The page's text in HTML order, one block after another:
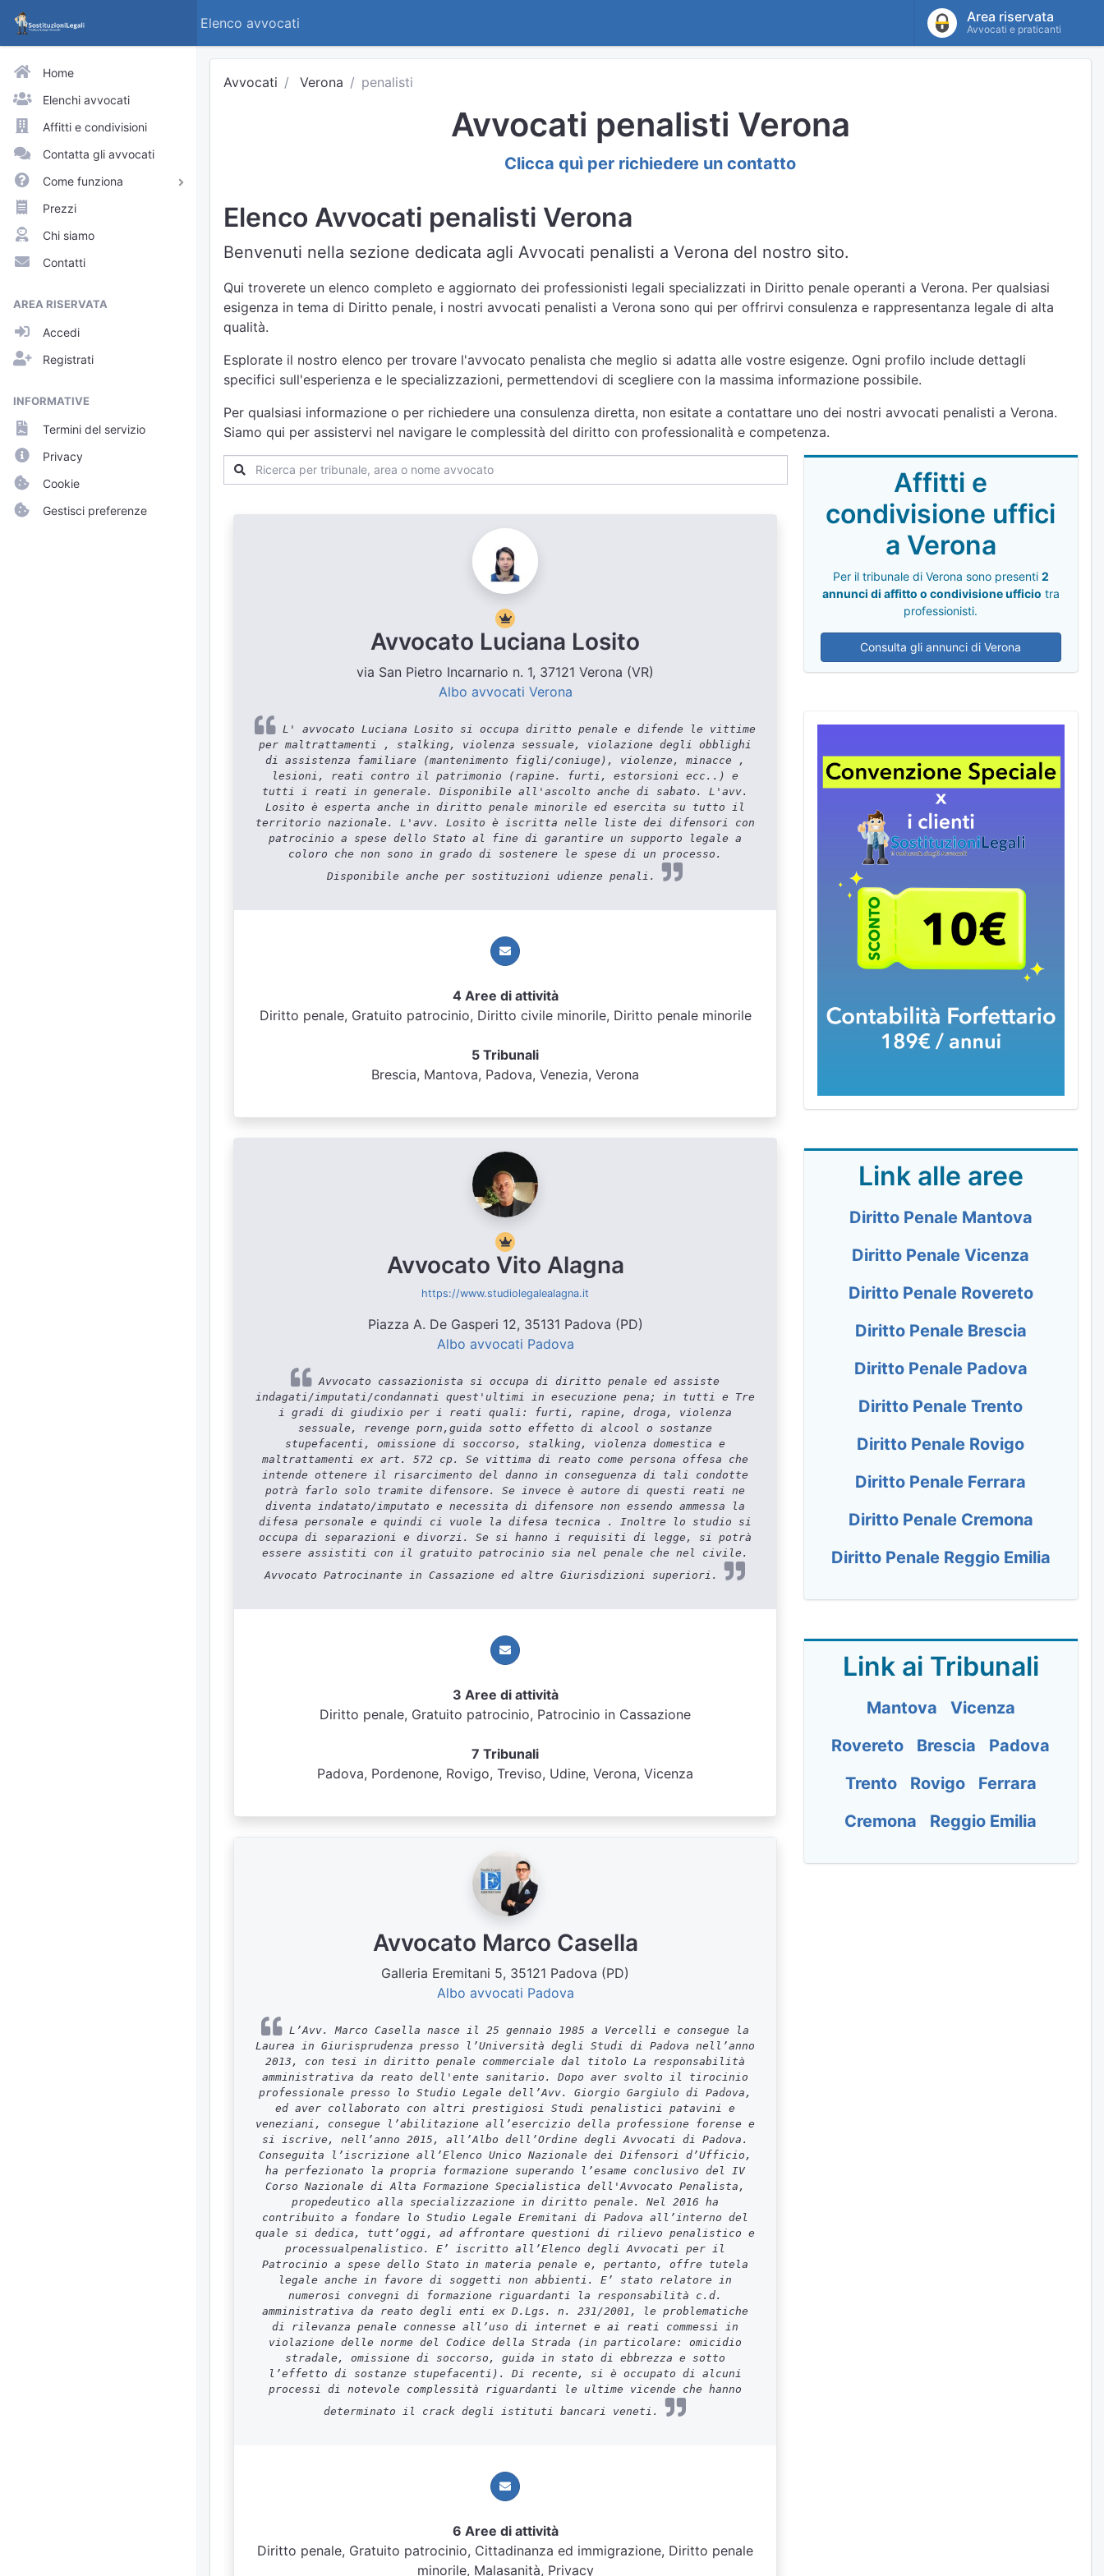
Elenco avvocati Area riservata
Avvocati e praticanti
Home
Elenchi avvocati
Affitti e condivisioni
Contatta gli avvocati
Come funziona
Avvocati e praticanti
Visitatori del sito
Approfondimenti
Profili pubblici
Richieste
Prezzi
Chi siamo
Contatti
AREA RISERVATA
Accedi
Registrati
INFORMATIVE
Termini del servizio
Privacy
Cookie
Gestisci preferenze
Avvocati Verona penalisti
Avvocati penalisti Verona
Clicca quì per richiedere un contatto
Elenco Avvocati penalisti Verona
Benvenuti nella sezione dedicata agli Avvocati penalisti a Verona del nostro sito.
Qui troverete un elenco completo e aggiornato dei professionisti legali specializzati in Diritto penale operanti a Verona. Per qualsiasi
esigenza in tema di Diritto penale, i nostri avvocati penalisti a Verona sono qui per offrirvi consulenza e rappresentanza legale di alta
qualità.
Esplorate il nostro elenco per trovare l'avvocato penalista che meglio si adatta alle vostre esigenze. Ogni profilo include dettagli
specifici sull'esperienza e le specializzazioni, permettendovi di scegliere con la massima informazione possibile.
Per qualsiasi informazione o per richiedere una consulenza diretta, non esitate a contattare uno dei nostri avvocati penalisti a Verona.
Siamo qui per assistervi nel navigare le complessità del diritto con professionalità e competenza.
Avvocato Luciana Losito
via San Pietro Incarnario n. 1, 37121 Verona (VR)
Albo avvocati Verona
L' avvocato Luciana Losito si occupa diritto penale e difende le vittime
per maltrattamenti , stalking, violenza sessuale, violazione degli obblighi
di assistenza familiare (mantenimento figli/coniuge), violenze, minacce ,
lesioni, reati contro il patrimonio (rapine. furti, estorsioni ecc..) e
tutti i reati in generale. Disponibile all'ascolto anche di sabato. L'avv.
Losito è esperta anche in diritto penale minorile ed esercita su tutto il
territorio nazionale. L'avv. Losito è iscritta nelle liste dei difensori con
patrocinio a spese dello Stato al fine di garantire un supporto legale a
coloro che non sono in grado di sostenere le spese di un processo.
Disponibile anche per sostituzioni udienze penali.
4 Aree di attività
Diritto penale, Gratuito patrocinio, Diritto civile minorile, Diritto penale minorile
5 Tribunali
Brescia, Mantova, Padova, Venezia, Verona
Avvocato Vito Alagna
https://www.studiolegalealagna.it
Piazza A. De Gasperi 12, 35131 Padova (PD)
Albo avvocati Padova
Avvocato cassazionista si occupa di diritto penale ed assiste
indagati/imputati/condannati quest'ultimi in esecuzione pena; in tutti e Tre
i gradi di giudixio per i reati quali: furti, rapine, droga, violenza
sessuale, revenge porn,guida sotto effetto di alcool o sostanze
stupefacenti, omissione di soccorso, stalking, violenza domestica e
maltrattamenti ex art. 572 cp. Se vittima di reato come persona offesa che
intende ottenere il risarcimento del danno in conseguenza di tali condotte
potrà farlo solo tramite difensore. Se invece è autore di questi reati ne
diventa indatato/imputato e necessita di difensore non essendo ammessa la
difesa personale e quindi ci vuole la difesa tecnica . Inoltre lo studio si
occupa di separazioni e divorzi. Se si hanno i requisiti di legge, si potrà
essere assistiti con il gratuito patrocinio sia nel penale che nel civile.
Avvocato Patrocinante in Cassazione ed altre Giurisdizioni superiori.
3 Aree di attività
Diritto penale, Gratuito patrocinio, Patrocinio in Cassazione
7 Tribunali
Padova, Pordenone, Rovigo, Treviso, Udine, Verona, Vicenza
Avvocato Marco Casella
Galleria Eremitani 5, 35121 Padova (PD)
Albo avvocati Padova
L’Avv. Marco Casella nasce il 25 gennaio 1985 a Vercelli e consegue la
Laurea in Giurisprudenza presso l’Università degli Studi di Padova nell’anno
2013, con tesi in diritto penale commerciale dal titolo La responsabilità
amministrativa da reato dell'ente sanitario. Dopo aver svolto il tirocinio
professionale presso lo Studio Legale dell’Avv. Giorgio Gargiulo di Padova,
ed aver collaborato con altri prestigiosi Studi penalistici patavini e
veneziani, consegue l’abilitazione all’esercizio della professione forense e
si iscrive, nell’anno 2015, all’Albo dell’Ordine degli Avvocati di Padova.
Conseguita l’iscrizione all’Elenco Unico Nazionale dei Difensori d’Ufficio,
ha perfezionato la propria formazione superando l’esame conclusivo del IV
Corso Nazionale di Alta Formazione Specialistica dell'Avvocato Penalista,
propedeutico alla specializzazione in diritto penale. Nel 2016 ha
contribuito a fondare lo Studio Legale Eremitani di Padova all’interno del
quale si dedica, tutt’oggi, ad affrontare questioni di rilievo penalistico e
processualpenalistico. E’ iscritto all’Elenco degli Avvocati per il
Patrocinio a spese dello Stato in materia penale e, pertanto, offre tutela
legale anche in favore di soggetti non abbienti. E’ stato relatore in
numerosi convegni di formazione riguardanti la responsabilità c.d.
amministrativa da reato degli enti ex D.Lgs. n. 231/2001, le problematiche
di rilevanza penale connesse all’uso di internet e ai reati commessi in
violazione delle norme del Codice della Strada (in particolare: omicidio
stradale, omissione di soccorso, guida in stato di ebbrezza e sotto
l’effetto di sostanze stupefacenti). Di recente, si è occupato di alcuni
processi di notevole complessità riguardanti le ultime vicende che hanno
determinato il crack degli istituti bancari veneti.
6 Aree di attività
Diritto penale, Gratuito patrocinio, Cittadinanza ed immigrazione, Diritto penale
minorile, Malasanità, Privacy
Affitti e
condivisione uffici
a Verona
Per il tribunale di Verona sono presenti 2
annunci di affitto o condivisione ufficio tra
professionisti.
Consulta gli annunci di Verona
Link alle aree
Diritto Penale Mantova
Diritto Penale Vicenza
Diritto Penale Rovereto
Diritto Penale Brescia
Diritto Penale Padova
Diritto Penale Trento
Diritto Penale Rovigo
Diritto Penale Ferrara
Diritto Penale Cremona
Diritto Penale Reggio Emilia
Link ai Tribunali
Mantova
Vicenza
Rovereto
Brescia
Padova
Trento
Rovigo
Ferrara
Cremona
Reggio Emilia